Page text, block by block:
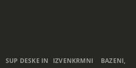
SUP DESKE IN
IZVENKRMNI
BAZENI,